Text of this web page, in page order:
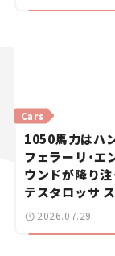
Cars
1050馬力はハ
フェラーリ・エ
ウンドが降り注
テスタロッサ
ーに試乗。
2026.07.29